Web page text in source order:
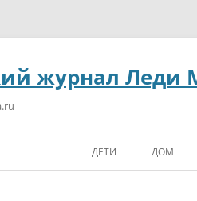
журнал Леди
ДЕТИ ДОМ